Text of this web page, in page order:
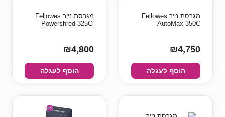
מגרסת נייר Fellowes
AutoMax 350C
₪4,750
הוסף לעגלה
מגרסת נייר Fellowes
Powershred 325Ci
₪4,800
הוסף לעגלה